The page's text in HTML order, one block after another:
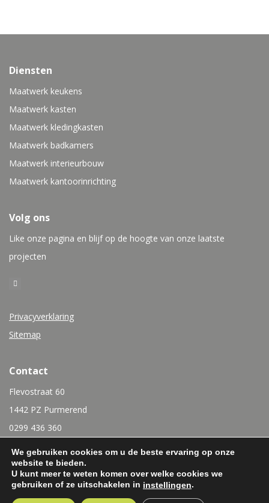
Diensten
Maatwerk keukens
Maatwerk kasten
Maatwerk kledingkasten
Maatwerk badkamers
Maatwerk interieurbouw
Maatwerk kantoorinrichting
Volg ons
Like onze pagina en blijf op de hoogte van onze laatste
projecten
Privacyverklaring
Sitemap
Contact
Flevostraat 60
1442 PZ Purmerend
0299 436 360
We gebruiken cookies om u de beste ervaring op onze
website te bieden.
U kunt meer te weten komen over welke cookies we
gebruiken of ze uitschakelen in instellingen.